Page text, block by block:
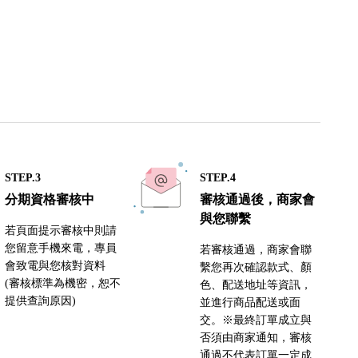
STEP.3
分期資格審核中
若頁面提示審核中則請
您留意手機來電，專員
會致電與您核對資料
(審核標準為機密，恕不
提供查詢原因)
STEP.4
審核通過後，商家會
與您聯繫
若審核通過，商家會聯
繫您再次確認款式、顏
色、配送地址等資訊，
並進行商品配送或面
交。※最終訂單成立與
否須由商家通知，審核
通過不代表訂單一定成